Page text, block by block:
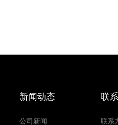
新闻动态
公司新闻
联
联系